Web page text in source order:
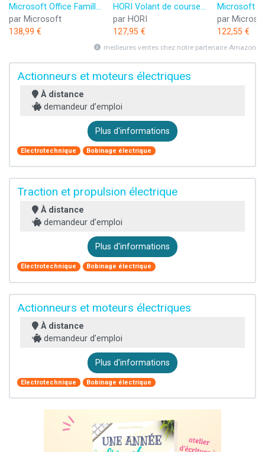
Microsoft Office Famille 2024 | Code d'activation envoyé par email
par Microsoft
138,99 €
HORI Volant de course APEX pour Playstation 5, Playstation 4 et PC - Licence officielle Sony
par HORI
127,95 €
par
122,55 €
meilleures ventes chez notre partenaire Amazon
Actionneurs et moteurs électriques
À distance
demandeur d’emploi
Plus d'informations
Electrotechnique Bobinage électrique
Traction et propulsion électrique
À distance
demandeur d’emploi
Plus d'informations
Electrotechnique Bobinage électrique
Actionneurs et moteurs électriques
À distance
demandeur d’emploi
Plus d'informations
Electrotechnique Bobinage électrique